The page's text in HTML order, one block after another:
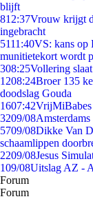
blijft
812:37Vrouw krijgt
ingebracht
5111:40VS: kans op
munitietekort wordt
308:25Vollering
1208:24Broer 135
doodslag Gouda
1607:42
3209/08
5709/08Dikke Van
schaamlippen
2209/08Jesus
109/08Uitslag AZ -
Forum
Forum